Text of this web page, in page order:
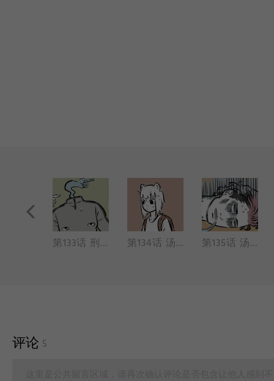
第133话 刑天找头（呼唤 一起走） 第134话 汤姆登场（帅头 触手） 第135话 汤姆（爽飞 法力）
评论 5